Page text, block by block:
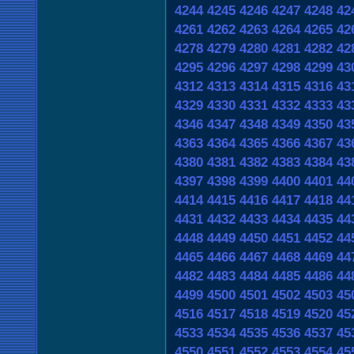
4244 4245 4246 4247 4248
4261 4262 4263 4264 4265
4278 4279 4280 4281 4282
4295 4296 4297 4298 4299
4312 4313 4314 4315 4316
4329 4330 4331 4332 4333
4346 4347 4348 4349 4350
4363 4364 4365 4366 4367
4380 4381 4382 4383 4384
4397 4398 4399 4400 4401
4414 4415 4416 4417 4418
4431 4432 4433 4434 4435
4448 4449 4450 4451 4452
4465 4466 4467 4468 4469
4482 4483 4484 4485 4486
4499 4500 4501 4502 4503
4516 4517 4518 4519 4520
4533 4534 4535 4536 4537